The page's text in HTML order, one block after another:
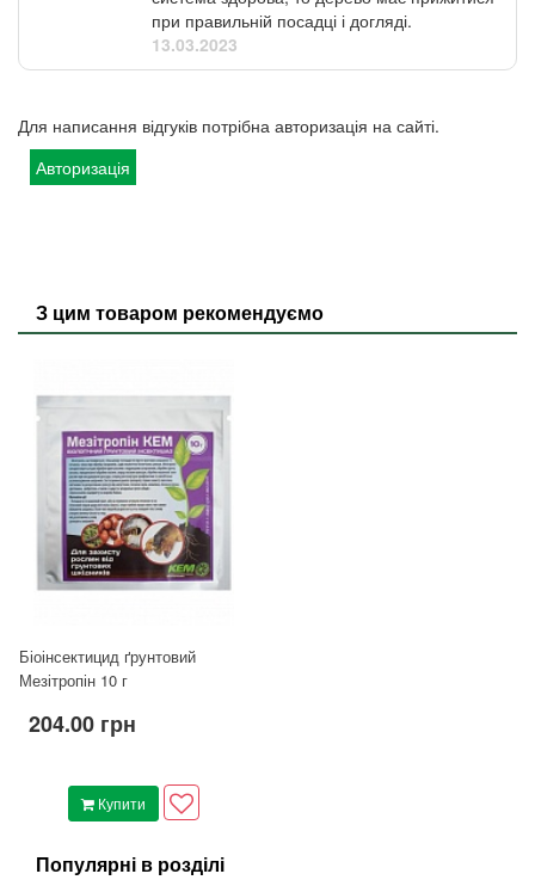
при правильній посадці і догляді.
13.03.2023
Для написання відгуків потрібна авторизація на сайті.
Авторизація
З цим товаром рекомендуємо
Біоінсектицид ґрунтовий
Мезітропін 10 г
204.00 грн
Купити
Популярні в розділі